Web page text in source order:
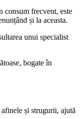
consum frecvent, este
și la aceasta.
unui specialist
bogate în
și strugurii, ajută